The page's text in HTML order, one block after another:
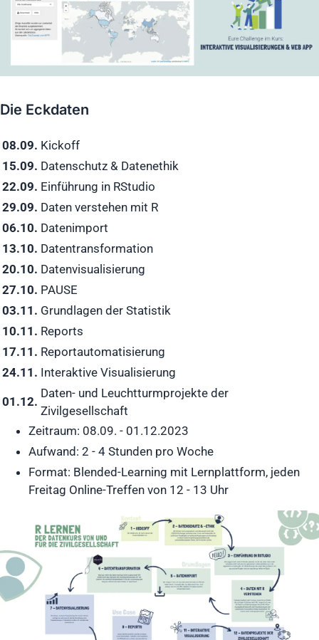
Die Eckdaten
08.09. Kickoff
15.09. Datenschutz & Datenethik
22.09. Einführung in RStudio
29.09. Daten verstehen mit R
06.10. Datenimport
13.10. Datentransformation
20.10. Datenvisualisierung
27.10. PAUSE
03.11. Grundlagen der Statistik
10.11. Reports
17.11. Reportautomatisierung
24.11. Interaktive Visualisierung
01.12.
Daten- und Leuchtturmprojekte der
Zivilgesellschaft
Zeitraum: 08.09. - 01.12.2023
Aufwand: 2 - 4 Stunden pro Woche
Format: Blended-Learning mit Lernplattform, jeden
Freitag Online-Treffen von 12 - 13 Uhr